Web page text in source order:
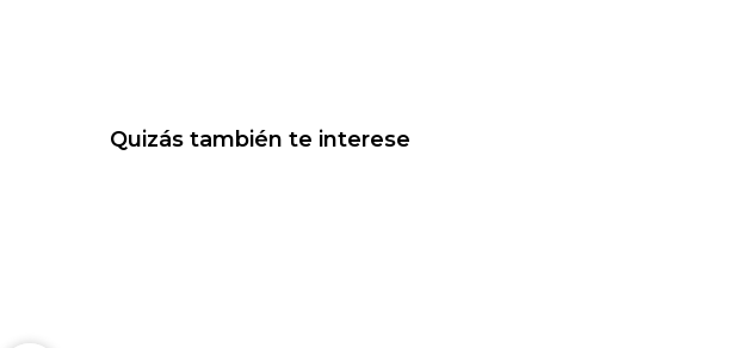
Quizás también te interese